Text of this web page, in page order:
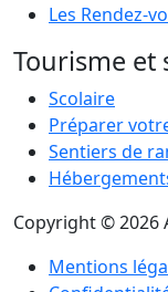
Les Rendez-
Tourisme et
Scolaire
Préparer
Sentiers de
Copyright © 2026
Mentions